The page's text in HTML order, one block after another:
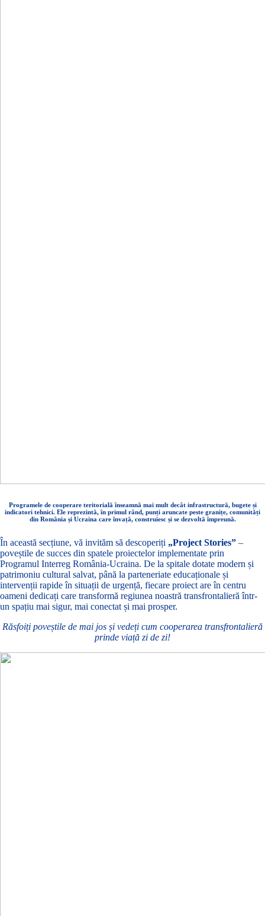
Programele de cooperare teritorială înseamnă mai mult decât infrastructură, bugete și
indicatori tehnici. Ele reprezintă, în primul rând, punți aruncate peste granițe, comunități
din România și Ucraina care învață, construiesc și se dezvoltă împreună.
În această secțiune, vă invităm să descoperiți „Project Stories” –
poveștile de succes din spatele proiectelor implementate prin
Programul Interreg România-Ucraina. De la spitale dotate modern și
patrimoniu cultural salvat, până la parteneriate educaționale și
intervenții rapide în situații de urgență, fiecare proiect are în centru
oameni dedicați care transformă regiunea noastră transfrontalieră într-
un spațiu mai sigur, mai conectat și mai prosper.
Răsfoiți poveștile de mai jos și vedeți cum cooperarea transfrontalieră
prinde viață zi de zi!